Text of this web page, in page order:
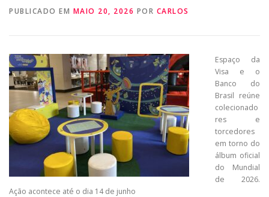
PUBLICADO EM MAIO 20, 2026 POR CARLOS
Espaço da
Visa e o
Banco do
Brasil reúne
colecionado
res e
torcedores
em torno do
álbum oficial
do Mundial
de 2026.
Ação acontece até o dia 14 de junho